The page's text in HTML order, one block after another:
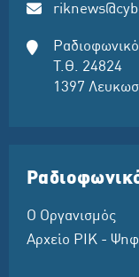
Τ.Θ. 24824
1397
Ο Οργανισμός
Αρχείο ΡΙΚ -